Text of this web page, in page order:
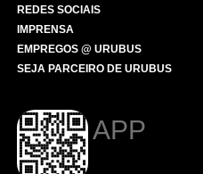
REDES SOCIAIS
IMPRENSA
EMPREGOS @ URUBUS
SEJA PARCEIRO DE URUBUS
APP